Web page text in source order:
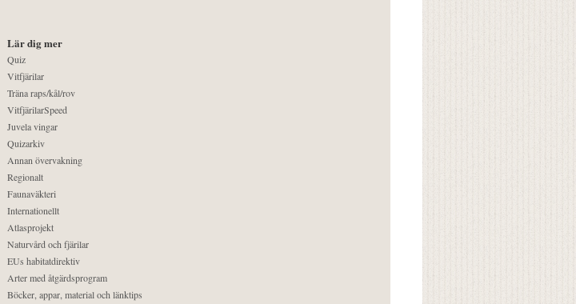
Lär dig mer
Quiz
Vitfjärilar
Träna raps/kål/rov
VitfjärilarSpeed
Juvela vingar
Quizarkiv
Annan övervakning
Regionalt
Faunaväkteri
Internationellt
Atlasprojekt
Naturvård och fjärilar
EUs habitatdirektiv
Arter med åtgärdsprogram
Böcker, appar, material och länktips